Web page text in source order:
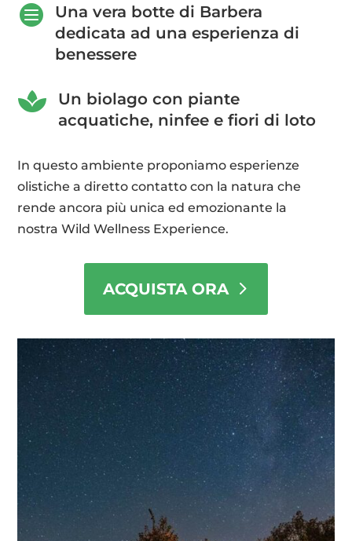

Una vera botte di Barbera
dedicata ad una esperienza di
benessere

Un biolago con piante
acquatiche, ninfee e fiori di loto
In questo ambiente proponiamo esperienze
olistiche a diretto contatto con la natura che
rende ancora più unica ed emozionante la
nostra Wild Wellness Experience.
ACQUISTA ORA